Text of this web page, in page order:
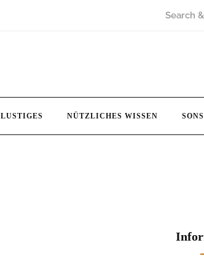
LUSTIGES NÜTZLICHES WISSEN